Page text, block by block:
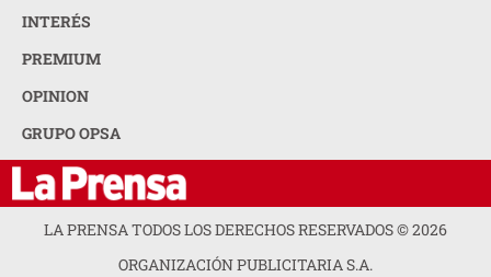
INTERÉS
PREMIUM
OPINION
GRUPO OPSA
LA PRENSA TODOS LOS DERECHOS RESERVADOS ©2026
ORGANIZACIÓN PUBLICITARIA S.A.